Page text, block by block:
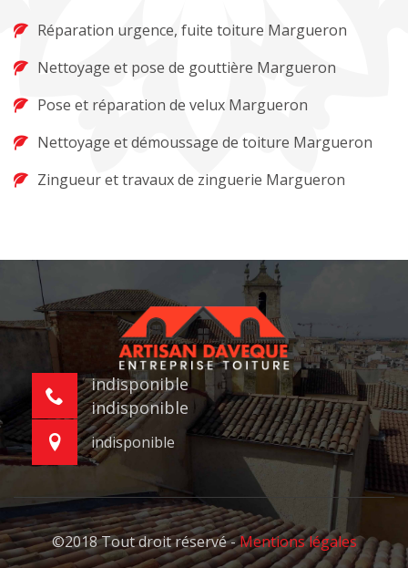
Réparation urgence, fuite toiture Margueron
Nettoyage et pose de gouttière Margueron
Pose et réparation de velux Margueron
Nettoyage et démoussage de toiture Margueron
Zingueur et travaux de zinguerie Margueron
indisponible
indisponible
indisponible
©2018 Tout droit réservé -Mentions légales